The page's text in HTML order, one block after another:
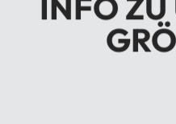
Bitte nutz unbedingt